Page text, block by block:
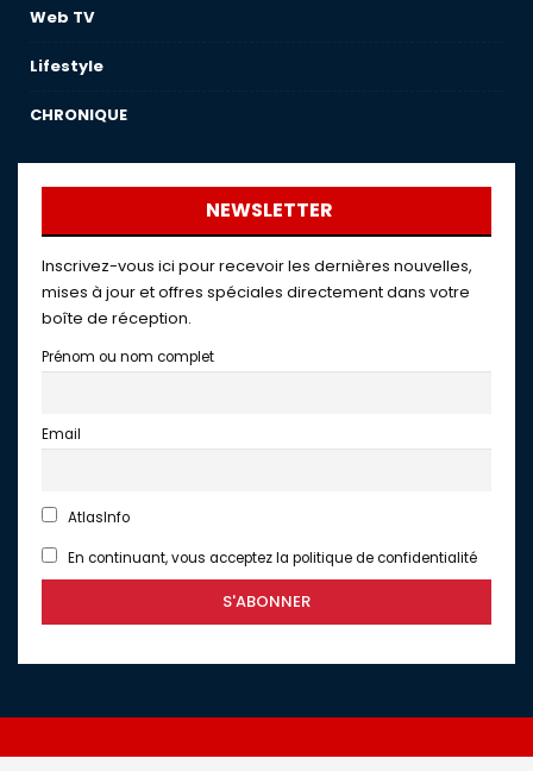
Web TV
Lifestyle
CHRONIQUE
NEWSLETTER
Inscrivez-vous ici pour recevoir les dernières nouvelles,
mises à jour et offres spéciales directement dans votre
boîte de réception.
Prénom ou nom complet
Email
AtlasInfo
En continuant, vous acceptez la politique de confidentialité